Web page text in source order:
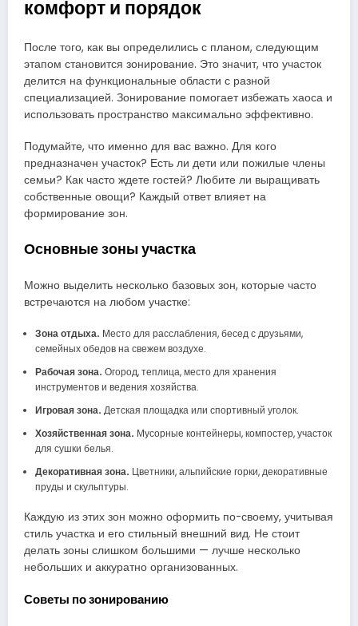
комфорт и порядок
После того, как вы определились с планом, следующим
этапом становится зонирование. Это значит, что участок
делится на функциональные области с разной
специализацией. Зонирование помогает избежать хаоса и
использовать пространство максимально эффективно.
Подумайте, что именно для вас важно. Для кого
предназначен участок? Есть ли дети или пожилые члены
семьи? Как часто ждете гостей? Любите ли выращивать
собственные овощи? Каждый ответ влияет на
формирование зон.
Основные зоны участка
Можно выделить несколько базовых зон, которые часто
встречаются на любом участке:
Зона отдыха. Место для расслабления, бесед с друзьями,
семейных обедов на свежем воздухе.
Рабочая зона. Огород, теплица, место для хранения
инструментов и ведения хозяйства.
Игровая зона. Детская площадка или спортивный уголок.
Хозяйственная зона. Мусорные контейнеры, компостер, участок
для сушки белья.
Декоративная зона. Цветники, альпийские горки, декоративные
пруды и скульптуры.
Каждую из этих зон можно оформить по-своему, учитывая
стиль участка и его стильный внешний вид. Не стоит
делать зоны слишком большими — лучше несколько
небольших и аккуратно организованных.
Советы по зонированию